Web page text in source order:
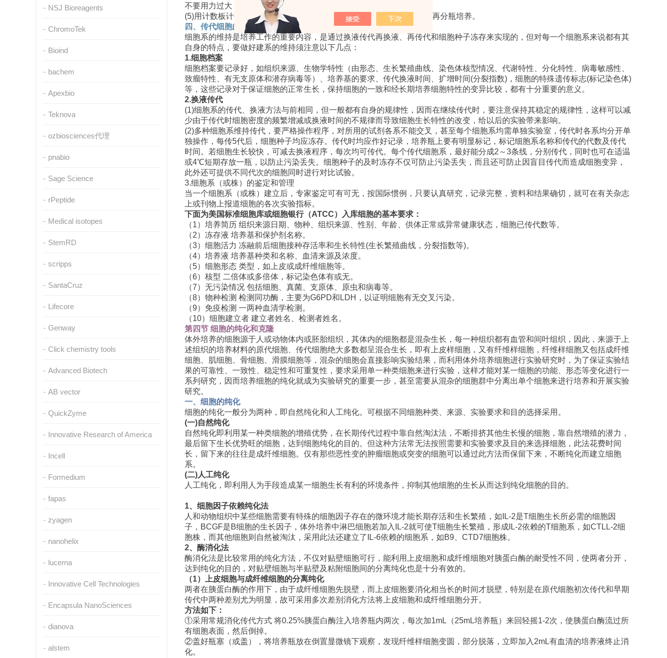
NSJ Bioreagents
ChromoTek
Bioind
bachem
Apexbio
Teknova
ozbiosciences代理
pnabio
Sage Science
rPeptide
Medical isotopes
StemRD
scripps
SantaCruz
Lifecore
Genway
Click chemistry tools
Advanced Biotech
AB vector
QuickZyme
Innovative Research of America
Incell
Formedium
fapas
zyagen
nanohelix
lucerna
Innovative Cell Technologies
Encapsula NanoSciences
dianova
alstem
不要用力过大，尽可能不要出现泡沫，以避免细胞的机械损伤。
(5)用计数板计数，计算细胞的浓度，并用培养基调整适当的细胞浓度后再分瓶培养。
四、传代细胞的建系和维持
细胞系的维持是培养工作的重要内容，是通过换液传代再换液、再传代和细胞种子冻存来实现的，但对每一个细胞系来说都有其
自身的特点，要做好建系的维持须注意以下几点：
1.细胞档案
细胞档案要记录好，如组织来源、生物学特性（由形态、生长繁殖曲线、染色体核型情况、代谢特性、分化特性、病毒敏感性、
致瘤特性、有无支原体和潜存病毒等）、培养基的要求、传代换液时间、扩增时间(分裂指数) ，细胞的特殊遗传标志(标记染色体)
等，这些记录对于保证细胞的正常生长，保持细胞的一致和经长期培养细胞特性的变异比较，都有十分重要的意义。
2.换液传代
(1)细胞系的传代、换液方法与前相同，但一般都有自身的规律性，因而在继续传代时，要注意保持其稳定的规律性，这样可以减
少由于传代时细胞密度的频繁增减或换液时间的不规律而导致细胞生长特性的改变，给以后的实验带来影响。
(2)多种细胞系维持传代，要严格操作程序，对所用的试剂各系不能交叉，甚至每个细胞系均需单独实验室，传代时各系均分开单
独操作，每传5代后，细胞种子均应冻存。传代时均应作好记录，培养瓶上要有明显标记，标记细胞系名称和传代的代数及传代
时间。若细胞生长较快，可减去换液程序，每次均可传代。每个传代细胞系，最好能分成2 ～3条线，分别传代，同时也可在适温
或4℃短期存放一瓶，以防止污染丢失。细胞种子的及时冻存不仅可防止污染丢失，而且还可防止因盲目传代而造成细胞变异，
此外还可提供不同代次的细胞同时进行对比试验。
3.细胞系（或株）的鉴定和管理
当一个细胞系（或株）建立后，专家鉴定可有可无，按国际惯例，只要认真研究，记录完整，资料和结果确切，就可在有关杂志
上或刊物上报道细胞的各次实验指标。
下面为美国标准细胞库或细胞银行（ATCC）入库细胞的基本要求：
（1）培养简历 组织来源日期、物种、组织来源、性别、年龄、供体正常或异常健康状态，细胞已传代数等。
（2）冻存液 培养基和保护剂名称。
（3）细胞活力 冻融前后细胞接种存活率和生长特性(生长繁殖曲线，分裂指数等)。
（4）培养液 培养基种类和名称、血清来源及浓度。
（5）细胞形态 类型，如上皮或成纤维细胞等。
（6）核型 二倍体或多倍体，标记染色体有或无。
（7）无污染情况 包括细胞、真菌、支原体、原虫和病毒等。
（8）物种检测 检测同功酶，主要为G6PD和 LDH ，以证明细胞有无交叉污染。
（9）免疫检测 一两种血清学检测。
（10）细胞建立者 建立者姓名、检测者姓名。
第四节 细胞的纯化和克隆
体外培养的细胞源于人或动物体内或胚胎组织，其体内的细胞都是混杂生长，每一种组织都有血管和间叶组织，因此，来源于上
述组织的培养材料的原代细胞、传代细胞绝大多数都呈混合生长，即有上皮样细胞，又有纤维样细胞，纤维样细胞又包括成纤维
细胞、肌细胞、骨细胞、滑膜细胞等，混杂的细胞会直接影响实验结果，而利用体外培养细胞进行实验研究时，为了保证实验结
果的可靠性、一致性、稳定性和可重复性，要求采用单一种类细胞来进行实验，这样才能对某一细胞的功能、形态等变化进行一
系列研究，因而培养细胞的纯化就成为实验研究的重要一步，甚至需要从混杂的细胞群中分离出单个细胞来进行培养和开展实验
研究。
一、细胞的纯化
细胞的纯化一般分为两种，即自然纯化和人工纯化。可根据不同细胞种类、来源、实验要求和目的选择采用。
(一)自然纯化
自然纯化即利用某一种类细胞的增殖优势，在长期传代过程中靠自然淘汰法，不断排挤其他生长慢的细胞，靠自然增殖的潜力，
最后留下生长优势旺的细胞，达到细胞纯化的目的。但这种方法常无法按照需要和实验要求及目的来选择细胞，此法花费时间
长，留下来的往往是成纤维细胞。仅有那些恶性变的肿瘤细胞或突变的细胞可以通过此方法而保留下来，不断纯化而建立细胞
系。
(二)人工纯化
人工纯化，即利用人为手段造成某一细胞生长有利的环境条件，抑制其他细胞的生长从而达到纯化细胞的目的。
1、细胞因子依赖纯化法
人和动物组织中某些细胞需要有特殊的细胞因子存在的微环境才能长期存活和生长繁殖，如 IL-2是T细胞生长所必需的细胞因
子， BCGF是B细胞的生长因子，体外培养中淋巴细胞若加入 IL-2就可使T细胞生长繁殖，形成 IL-2依赖的T细胞系，如CTLL-2细
胞株，而其他细胞则自然被淘汰，采用此法还建立了 IL-6依赖的细胞系，如B9 CTD7细胞株。
2、酶消化法
酶消化法是比较常用的纯化方法，不仅对贴壁细胞可行，能利用上皮细胞和成纤维细胞对胰蛋白酶的耐受性不同，使两者分开，
达到纯化的目的，对贴壁细胞与半贴壁及粘附细胞间的分离纯化也是十分有效的。
（1）上皮细胞与成纤维细胞的分离纯化
两者在胰蛋白酶的作用下，由于成纤维细胞先脱壁，而上皮细胞要消化相当长的时间才脱壁，特别是在原代细胞初次传代和早期
传代中两种差别尤为明显，故可采用多次差别消化方法将上皮细胞和成纤维细胞分开。
方法如下：
①采用常规消化传代方式 将0.25%胰蛋白酶注入培养瓶内两次，每次加1mL （25mL培养瓶）来回轻摇1-2次，使胰蛋白酶流过所
有细胞表面，然后倒掉。
②盖好瓶塞（或盖），将培养瓶放在倒置显微镜下观察，发现纤维样细胞变圆，部分脱落，立即加入 2mL有血清的培养液终止消
化。